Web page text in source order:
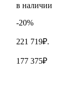
в наличии
-20%
221 719₽.
177 375₽